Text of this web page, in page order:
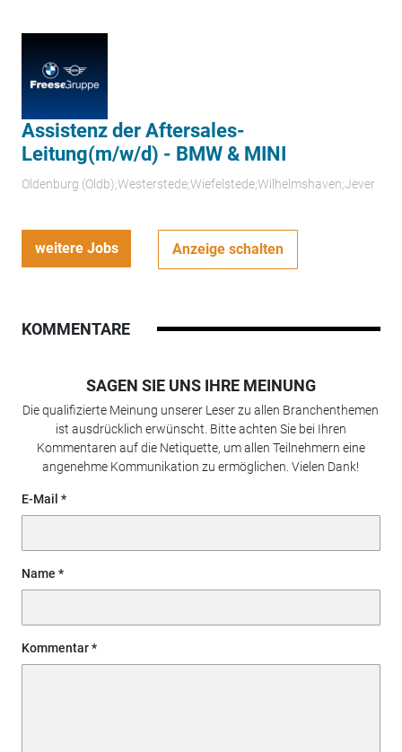
Assistenz der Aftersales-
Leitung(m/w/d) - BMW & MINI
Oldenburg (Oldb);Westerstede;Wiefelstede;Wilhelmshaven;Jever
weitere Jobs Anzeige schalten
KOMMENTARE
SAGEN SIE UNS IHRE MEINUNG
Die qualifizierte Meinung unserer Leser zu allen Branchenthemen
ist ausdrücklich erwünscht. Bitte achten Sie bei Ihren
Kommentaren auf die Netiquette, um allen Teilnehmern eine
angenehme Kommunikation zu ermöglichen. Vielen Dank!
E-Mail
Name
Kommentar